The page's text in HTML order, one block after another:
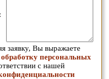
:
заявку, Вы выражаете
персональных
с нашей